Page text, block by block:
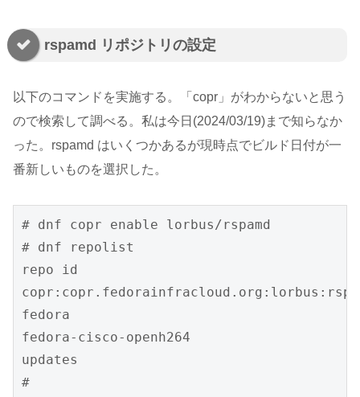
rspamd リポジトリの設定
以下のコマンドを実施する。「copr」がわからないと思う
ので検索して調べる。私は今日(2024/03/19)まで知らなか
った。rspamd はいくつかあるが現時点でビルド日付が一
番新しいものを選択した。
# dnf copr enable lorbus/rspamd
# dnf repolist
repo id
fedora
fedora-cisco-openh264
updates
#